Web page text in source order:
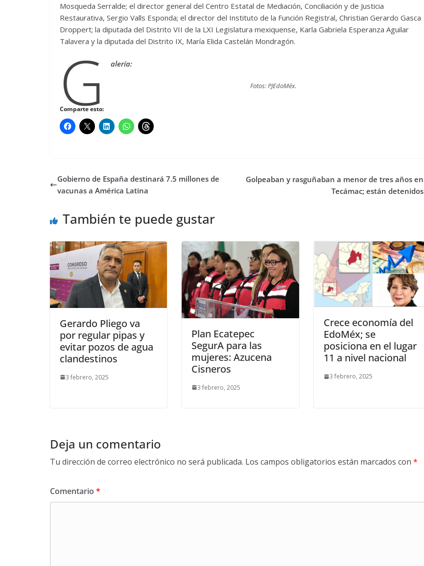
Mosqueda Serralde; el director general del Centro Estatal de Mediación, Conciliación y de Justicia
Restaurativa, Sergio Valls Esponda; el director del Instituto de la Función Registral, Christian Gerardo Gasca
Droppert; la diputada del Distrito VII de la LXI Legislatura mexiquense, Karla Gabriela Esperanza Aguilar
Talavera y la diputada del Distrito IX, María Elida Castelán Mondragón.
G alería:
Fotos: PJEdoMéx.
Comparte esto:
Gobierno de España destinará 7.5 millones de
vacunas a América Latina
Golpeaban y rasguñaban a menor de tres años en
Tecámac; están detenidos
También te puede gustar
Gerardo Pliego va
por regular pipas y
evitar pozos de agua
clandestinos
3 febrero, 2025
Plan Ecatepec
SegurA para las
mujeres: Azucena
Cisneros
3 febrero, 2025
Crece economía del
EdoMéx; se
posiciona en el lugar
11 a nivel nacional
3 febrero, 2025
Deja un comentario
Tu dirección de correo electrónico no será publicada. Los campos obligatorios están marcados con *
Comentario *